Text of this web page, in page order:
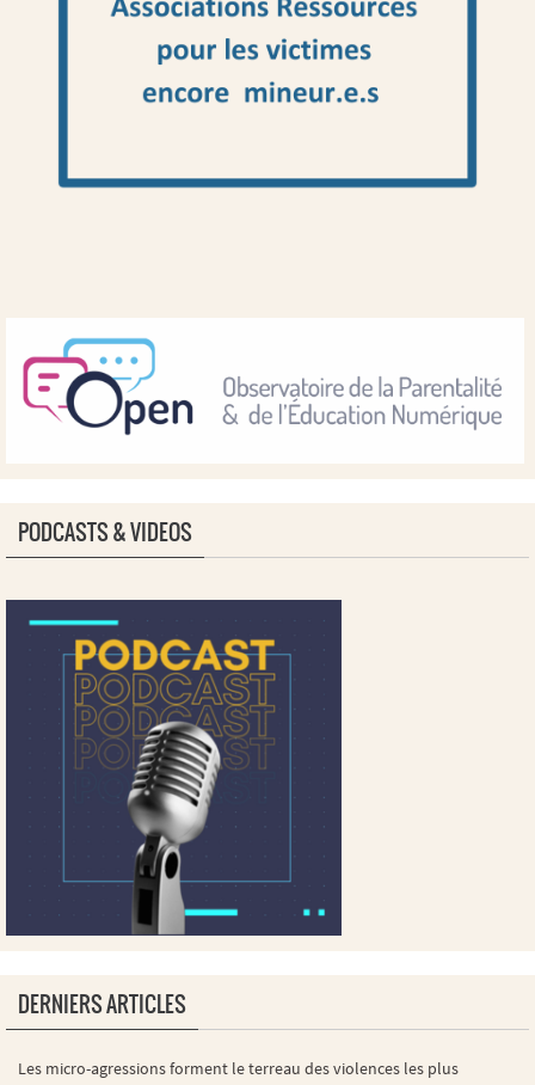
PODCASTS & VIDEOS
DERNIERS ARTICLES
Les micro-agressions forment le terreau des violences les plus